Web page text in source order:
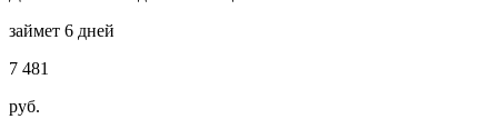
займет 6 дней
7 481
руб.